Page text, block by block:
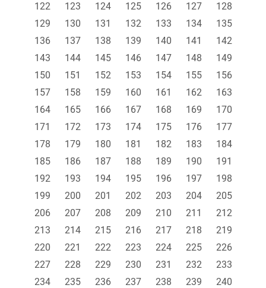
122
123 124 125 126 127
128
129
130 131 132 133 134
135
136
137 138 139 140 141
142
143
144 145 146 147 148
149
150
151 152 153 154 155
156
157
158 159 160 161 162
163
164
165 166 167 168 169
170
171
172 173 174 175 176
177
178
179 180 181 182 183
184
185
186 187 188 189 190
191
192
193 194 195 196 197
198
199
200 201 202 203 204
205
206
207 208 209 210 211
212
213
214 215 216 217 218
219
220
221 222 223 224 225
226
227
228 229 230 231 232
233
234
235 236 237 238 239
240